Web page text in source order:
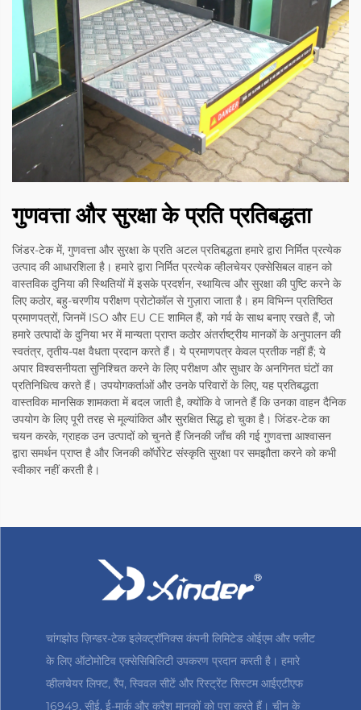
गुणवत्ता और सुरक्षा के प्रति प्रतिबद्धता
जिंडर-टेक में, गुणवत्ता और सुरक्षा के प्रति अटल प्रतिबद्धता हमारे द्वारा निर्मित प्रत्येक
उत्पाद की आधारशिला है। हमारे द्वारा निर्मित प्रत्येक व्हीलचेयर एक्सेसिबल वाहन को
वास्तविक दुनिया की स्थितियों में इसके प्रदर्शन, स्थायित्व और सुरक्षा की पुष्टि करने के
लिए कठोर, बहु-चरणीय परीक्षण प्रोटोकॉल से गुज़ारा जाता है। हम विभिन्न प्रतिष्ठित
प्रमाणपत्रों, जिनमें ISO और EU CE शामिल हैं, को गर्व के साथ बनाए रखते हैं, जो
हमारे उत्पादों के दुनिया भर में मान्यता प्राप्त कठोर अंतर्राष्ट्रीय मानकों के अनुपालन की
स्वतंत्र, तृतीय-पक्ष वैधता प्रदान करते हैं। ये प्रमाणपत्र केवल प्रतीक नहीं हैं; ये
अपार विश्वसनीयता सुनिश्चित करने के लिए परीक्षण और सुधार के अनगिनत घंटों का
प्रतिनिधित्व करते हैं। उपयोगकर्ताओं और उनके परिवारों के लिए, यह प्रतिबद्धता
वास्तविक मानसिक शामकता में बदल जाती है, क्योंकि वे जानते हैं कि उनका वाहन दैनिक
उपयोग के लिए पूरी तरह से मूल्यांकित और सुरक्षित सिद्ध हो चुका है। जिंडर-टेक का
चयन करके, ग्राहक उन उत्पादों को चुनते हैं जिनकी जाँच की गई गुणवत्ता आश्वासन
द्वारा समर्थन प्राप्त है और जिनकी कॉर्पोरेट संस्कृति सुरक्षा पर समझौता करने को कभी
स्वीकार नहीं करती है।
चांगझोउ ज़िन्डर-टेक इलेक्ट्रॉनिक्स कंपनी लिमिटेड ओईएम और फ्लीट
के लिए ऑटोमोटिव एक्सेसिबिलिटी उपकरण प्रदान करती है। हमारे
व्हीलचेयर लिफ्ट, रैंप, स्विवल सीटें और रिस्ट्रेंट सिस्टम आईएटीएफ
16949, सीई, ई-मार्क और क्रैश मानकों को पूरा करते हैं। चीन के